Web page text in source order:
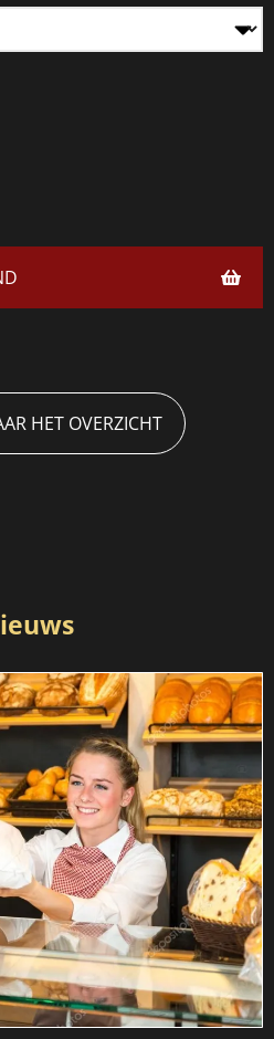
HET OVERZICHT